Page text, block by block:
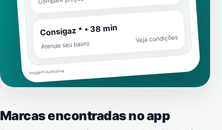
Consigaz * • 38 min
Atende seu bairro
Veja condições
Imagem ilustrativa
Marcas encontradas no app